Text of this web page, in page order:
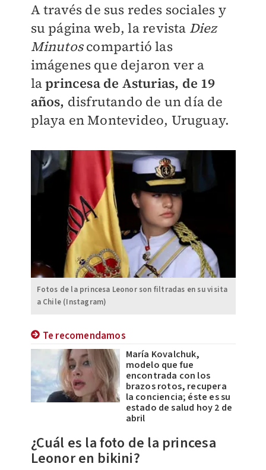
A través de sus redes sociales y
su página web, larevista Diez
Minutoscompartió las
imágenes que dejaron ver a
laprincesa de Asturias, de 19
años, disfrutando de un día de
playa en Montevideo, Uruguay.
Fotos de la princesa Leonor son filtradas en su visita
a Chile (Instagram)
Te recomendamos
María Kovalchuk,
modelo que fue
encontrada con los
brazos rotos, recupera
la conciencia; éste es su
estado de salud hoy 2 de
abril
¿Cuál es la foto de la princesa
Leonor en bikini?